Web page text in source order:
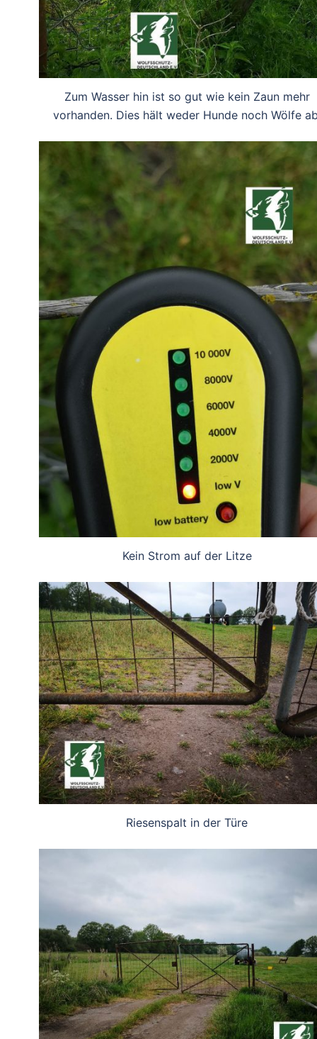
Zum Wasser hin ist so gut wie kein Zaun mehr
vorhanden. Dies hält weder Hunde noch Wölfe
Kein Strom auf der Litze
Riesenspalt in der Türe